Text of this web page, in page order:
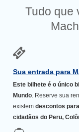
Tudo que
Sua entrada para
Este bilhete é o único
Mundo . Reserve sua
existemdescontos
cidadãos do Peru,